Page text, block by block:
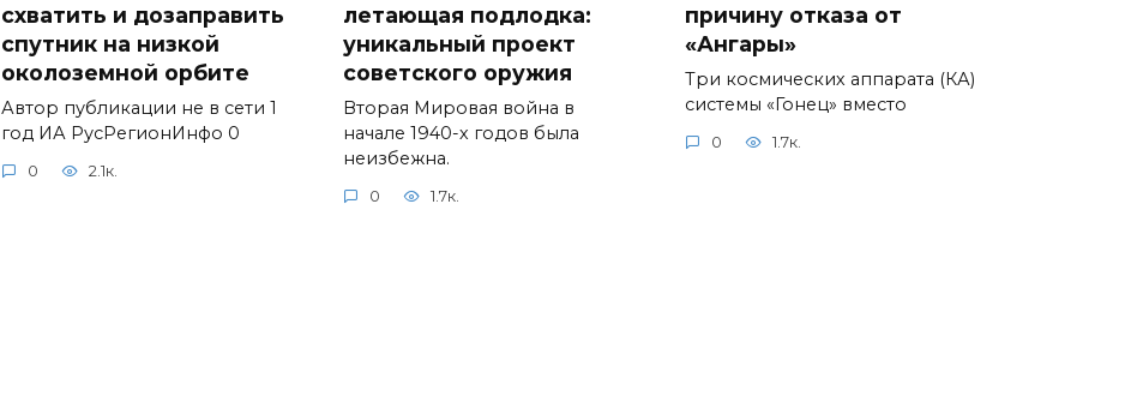
схватить и дозаправить
спутник на низкой
околоземной орбите
Автор публикации не в сети 1
год ИА РусРегионИнфо 0
0 2.1к.
летающая подлодка:
уникальный проект
советского оружия
Вторая Мировая война в
начале 1940-х годов была
неизбежна.
0 1.7к.
причину отказа от
«Ангары»
Три космических аппарата (КА)
системы «Гонец» вместо
0 1.7к.